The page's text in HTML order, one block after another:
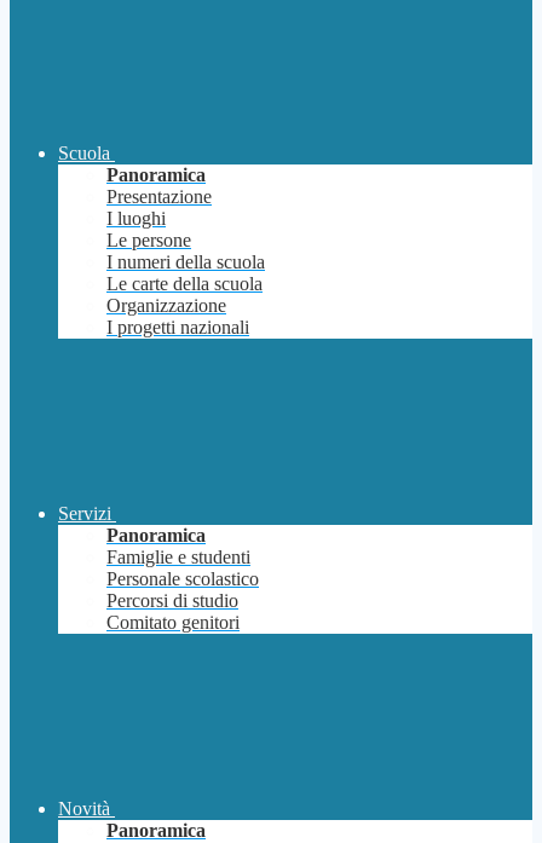
Scuola
Panoramica
Presentazione
I luoghi
Le persone
I numeri della scuola
Le carte della scuola
Organizzazione
I progetti nazionali
Servizi
Panoramica
Famiglie e studenti
Personale scolastico
Percorsi di studio
Comitato genitori
Novità
Panoramica